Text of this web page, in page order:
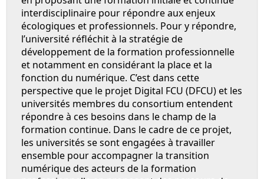
interdisciplinaire pour répondre aux enjeux
écologiques et professionnels. Pour y répondre,
l’université réfléchit à la stratégie de
développement de la formation professionnelle
et notamment en considérant la place et la
fonction du numérique. C’est dans cette
perspective que le projet Digital FCU (DFCU) et les
universités membres du consortium entendent
répondre à ces besoins dans le champ de la
formation continue. Dans le cadre de ce projet,
les universités se sont engagées à travailler
ensemble pour accompagner la transition
numérique des acteurs de la formation